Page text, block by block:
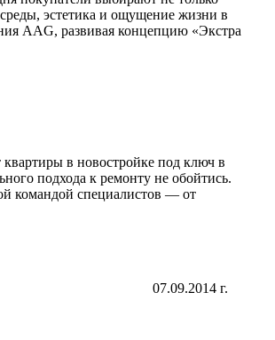
эстетика и ощущение жизни в
AAG, развивая концепцию «Экстра
в новостройке под ключ в
подхода к ремонту не обойтись.
командой специалистов — от
07.09.2014 г.